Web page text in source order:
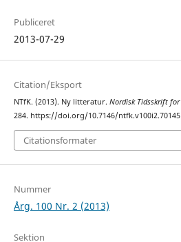
Publiceret
2013-07-29
Citation/Eksport
NTfK. (2013). Ny litteratur. Nordisk Tidsskrift
284. https://doi.org/10.7146/ntfk.v100i2.70145
Citationsformater
Nummer
Årg. 100 Nr. 2 (2013)
Sektion